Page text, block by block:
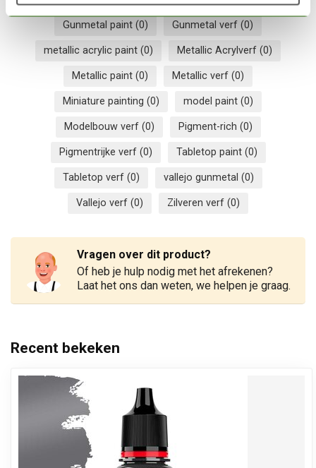
Gunmetal paint (0) Gunmetal verf (0)
metallic acrylic paint (0) Metallic Acrylverf (0)
Metallic paint (0) Metallic verf (0)
Miniature painting (0) model paint (0)
Modelbouw verf (0) Pigment-rich (0)
Pigmentrijke verf (0) Tabletop paint (0)
Tabletop verf (0) vallejo gunmetal (0)
Vallejo verf (0) Zilveren verf (0)
Vragen over dit product?
Of heb je hulp nodig met het afrekenen?
Laat het ons dan weten, we helpen je graag.
Recent bekeken